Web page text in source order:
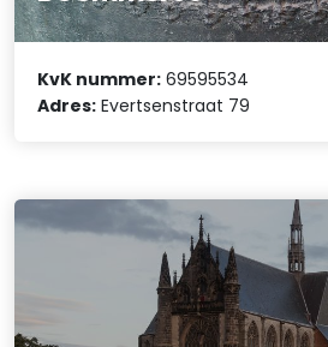
KvK nummer: 69595534
Adres: Evertsenstraat 79